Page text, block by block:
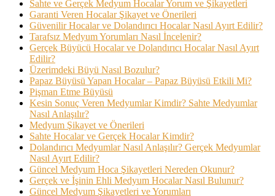
Sahte ve Gerçek Medyum Hocalar Yorum ve Şikayetleri
Garanti Veren Hocalar Şikayet ve Önerileri
Güvenilir Hocalar ve Dolandırıcı Hocalar Nasıl Ayırt Edilir?
Tarafsız Medyum Yorumları Nasıl İncelenir?
Gerçek Büyücü Hocalar ve Dolandırıcı Hocalar Nasıl Ayırt
Edilir?
Üzerimdeki Büyü Nasıl Bozulur?
Papaz Büyüsü Yapan Hocalar – Papaz Büyüsü Etkili Mi?
Pişman Etme Büyüsü
Kesin Sonuç Veren Medyumlar Kimdir? Sahte Medyumlar
Nasıl Anlaşılır?
Medyum Şikayet ve Önerileri
Sahte Hocalar ve Gerçek Hocalar Kimdir?
Dolandırıcı Medyumlar Nasıl Anlaşılır? Gerçek Medyumlar
Nasıl Ayırt Edilir?
Güncel Medyum Hoca Şikayetleri Nereden Okunur?
Gerçek ve İşinin Ehli Medyum Hocalar Nasıl Bulunur?
Güncel Medyum Şikayetleri ve Yorumları